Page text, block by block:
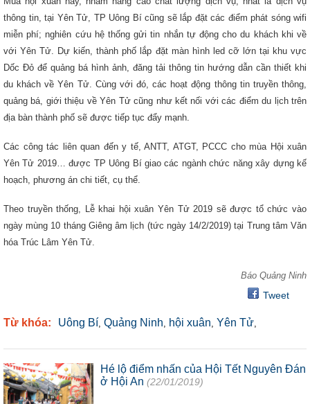
thông tin, tại Yên Tử, TP Uông Bí cũng sẽ lắp đặt các điểm phát sóng wifi
miễn phí; nghiên cứu hệ thống gửi tin nhắn tự động cho du khách khi về
với Yên Tử. Dự kiến, thành phố lắp đặt màn hình led cỡ lớn tại khu vực
Dốc Đỏ để quảng bá hình ảnh, đăng tải thông tin hướng dẫn cần thiết khi
du khách về Yên Tử. Cùng với đó, các hoạt động thông tin truyền thông,
quảng bá, giới thiệu về Yên Tử cũng như kết nối với các điểm du lịch trên
địa bàn thành phố sẽ được tiếp tục đẩy mạnh.
Các công tác liên quan đến y tế, ANTT, ATGT, PCCC cho mùa Hội xuân
Yên Tử 2019… được TP Uông Bí giao các ngành chức năng xây dựng kế
hoạch, phương án chi tiết, cụ thể.
Theo truyền thống, Lễ khai hội xuân Yên Tử 2019 sẽ được tổ chức vào
ngày mùng 10 tháng Giêng âm lịch (tức ngày 14/2/2019) tại Trung tâm Văn
hóa Trúc Lâm Yên Tử.
Báo Quảng Ninh
Tweet
Từ khóa: Uông Bí Quảng Ninh hội xuân Yên Tử
Hé lộ điểm nhấn của Hội Tết Nguyên Đán
ở Hội An (22/01/2019)